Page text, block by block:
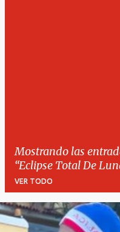
Mostrando las
Eclipse Total De
VER TODO
E